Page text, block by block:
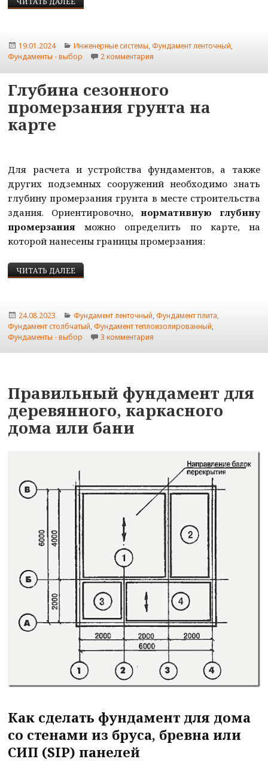
Опубликовано
19.01.2024 Рубрики
Инженерные системы,Фундамент ленточный,
Фундаменты - выбор
2 комментария
Глубина сезонного
промерзания грунта на
карте
Для расчета и устройства фундаментов, а также
других подземных сооружений необходимо знать
глубину промерзания грунта в месте строительства
здания. Ориентировочно,нормативную глубину
промерзания можно определить по карте, на
которой нанесены границы промерзания:
ЧИТАТЬ ДАЛЕЕГЛУБИНА СЕЗОННОГО ПРОМЕРЗАНИЯ ГРУНТА НА
Опубликовано
24.08.2023 Рубрики
Фундамент ленточный,Фундамент плита,
Фундамент столбчатый,Фундамент теплоизолированный,
Фундаменты - выбор
3 комментария
Правильный фундамент для
деревянного, каркасного
дома или бани
Как сделать фундамент для дома
со стенами из бруса, бревна или
СИП (SIP) панелей